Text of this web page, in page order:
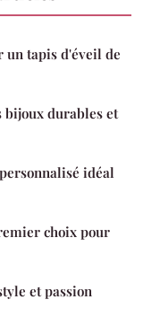
un tapis d'éveil de
bijoux durables et
idéal
choix pour
et passion